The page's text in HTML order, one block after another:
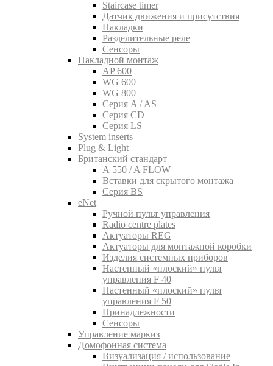
Staircase timer
Датчик движения и присутствия
Накладки
Разделительные реле
Сенсоры
Накладной монтаж
AP 600
WG 600
WG 800
Серия A / AS
Серия CD
Серия LS
System inserts
Plug & Light
Британский стандарт
A 550 / A FLOW
Вставки для скрытого монтажа
Серия BS
eNet
Pучной пульт управления
Radio centre plates
Актуаторы REG
Актуаторы для монтажной коробки
Изделия системных приборов
Настенный «плоский» пульт
управления F 40
Настенный «плоский» пульт
управления F 50
Принадлежности
Сенсоры
Управление маркиз
Домофонная система
Визуализация / использование